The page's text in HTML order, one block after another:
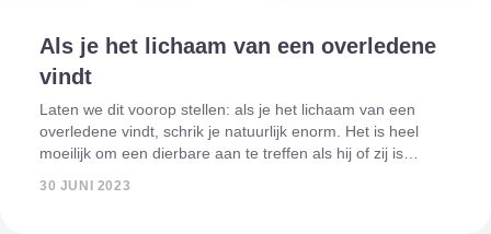
Als je het lichaam van een overledene
vindt
Laten we dit voorop stellen: als je het lichaam van een
overledene vindt, schrik je natuurlijk enorm. Het is heel
moeilijk om een dierbare aan te treffen als hij of zij is
wel gebeurt, is
30 JUNI 2023